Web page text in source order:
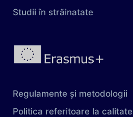
Studii în străinatate
Regulamente și metodologii
Politica referitoare la calitate